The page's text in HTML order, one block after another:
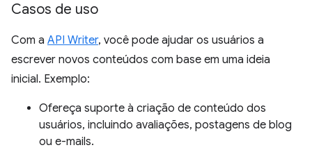
Casos de uso
Com a API Writer, você pode ajudar os usuários a
escrever novos conteúdos com base em uma ideia
inicial. Exemplo:
Ofereça suporte à criação de conteúdo dos
usuários, incluindo avaliações, postagens de blog
ou e-mails.